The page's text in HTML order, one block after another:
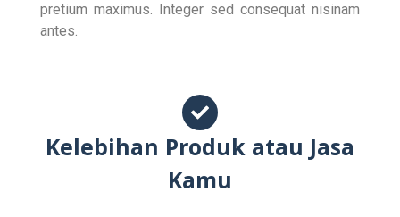
pretium maximus. Integer sed consequat nisinam
antes.
Kelebihan Produk atau Jasa
Kamu